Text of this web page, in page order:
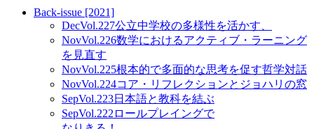
Back-issue [2021]
DecVol.227公立中学校の多様性を活かす、
NovVol.226数学におけるアクティブ・ラーニング
を見直す
NovVol.225根本的で多面的な思考を促す哲学対話
NovVol.224コア・リフレクションとジョハリの窓
SepVol.223日本語と教科を結ぶ
SepVol.222 ロールプレイングで